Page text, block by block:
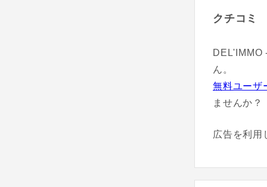
クチコミ
DEL'IMMO
ん。
無料ユーザ
ませんか？
広告を利用